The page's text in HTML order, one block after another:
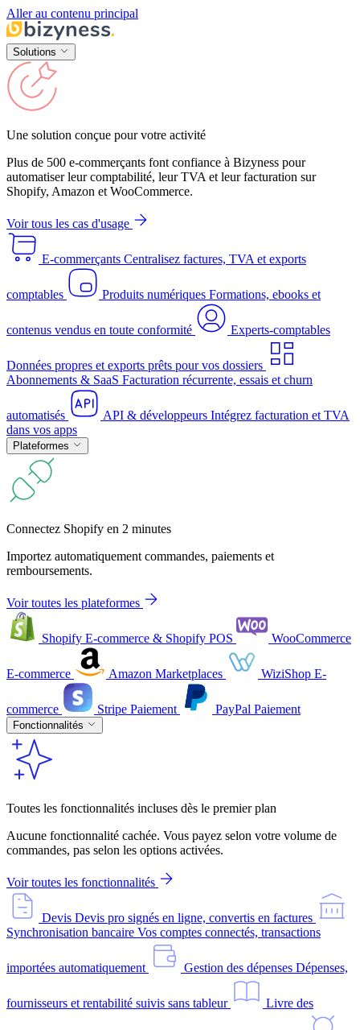
Aller au contenu principal
Solutions
Une solution conçue pour votre activité
Plus de 500 e-commerçants font confiance à Bizyness pour
automatiser leur comptabilité, leur TVA et leur facturation sur
Shopify, Amazon et WooCommerce.
Voir tous les cas d'usage
E-commerçants Centralisez factures, TVA et exports
comptables Produits numériques Formations, ebooks et
contenus vendus en toute conformité Experts-comptables
Données propres et exports prêts pour vos dossiers
Abonnements & SaaS Facturation récurrente, essais et churn
automatisés API & développeurs Intégrez facturation et TVA
dans vos apps
Plateformes
Connectez Shopify en 2 minutes
Importez automatiquement commandes, paiements et
remboursements.
Voir toutes les plateformes
Shopify E-commerce & Shopify POS WooCommerce
E-commerce Amazon Marketplaces WiziShop E-
commerce Stripe Paiement PayPal Paiement
Fonctionnalités
Toutes les fonctionnalités incluses dès le premier plan
Aucune fonctionnalité cachée. Vous payez selon votre volume de
commandes, pas selon les options activées.
Voir toutes les fonctionnalités
Devis Devis pro signés en ligne, convertis en factures
Synchronisation bancaire Vos comptes connectés, transactions
importées automatiquement Gestion des dépenses Dépenses,
fournisseurs et rentabilité suivis sans tableur Livre des